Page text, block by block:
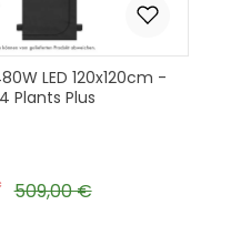
LED 120x120cm -
Plants Plus
Regulärer Preis:
509,00 €